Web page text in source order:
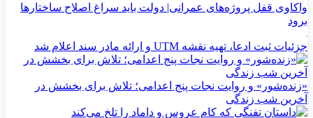
واکاوی قفل پروژه‌های عمرانی| دولت باید سراغ اصلاح ساختارها
برود
جزئیات ثبت ادعا، تهیه نقشه UTM و ارائه مادر سند اعلام شد
«زنده‌شور» و روایت نجات پنج اعدامی؛ تلاش برای بخشش در
آخرین شب زندگی